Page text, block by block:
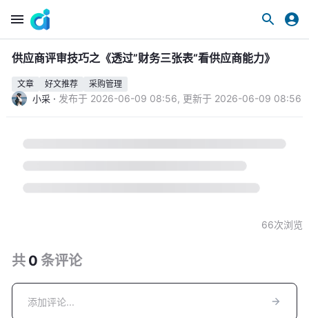
供应商评审技巧之《透过”财务三张表“看供应商能力》
文章 好文推荐 采购管理
小采 · 发布于 2026-06-09 08:56, 更新于 2026-06-09 08:56
66次浏览
共 0 条评论